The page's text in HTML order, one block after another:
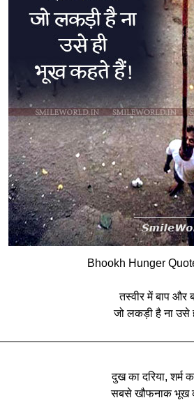
Bhookh Hunger
तस्‍वीर में बाप और
जो लकड़ी है ना उसे
दुख का दरिया, शर्म
सबसे खौफनाक भूख